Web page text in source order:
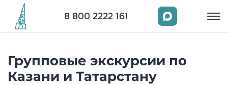
8 800 2222 161
Групповые экскурсии по
Казани и Татарстану